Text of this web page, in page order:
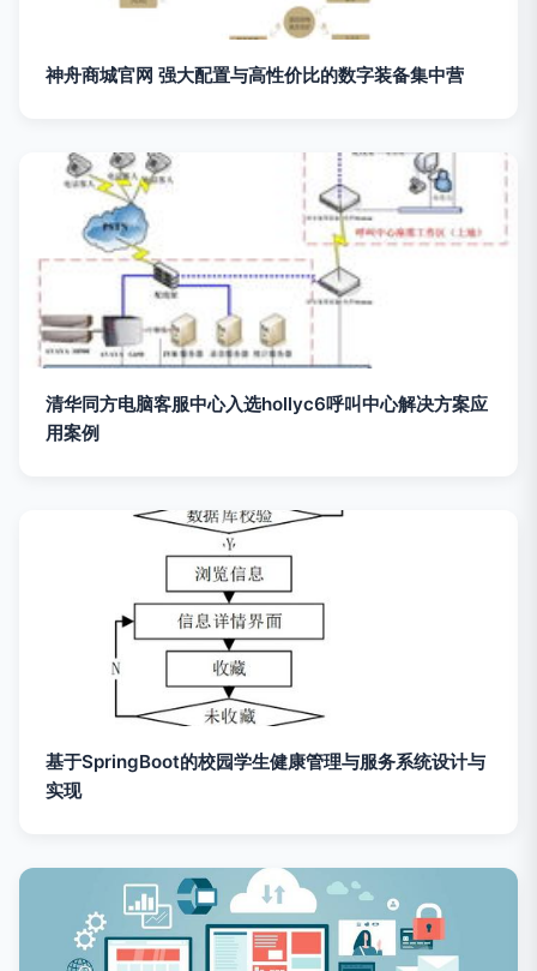
神舟商城官网 强大配置与高性价比的数字装备集中营
清华同方电脑客服中心入选hollyc6呼叫中心解决方案应
用案例
基于SpringBoot的校园学生健康管理与服务系统设计与
实现